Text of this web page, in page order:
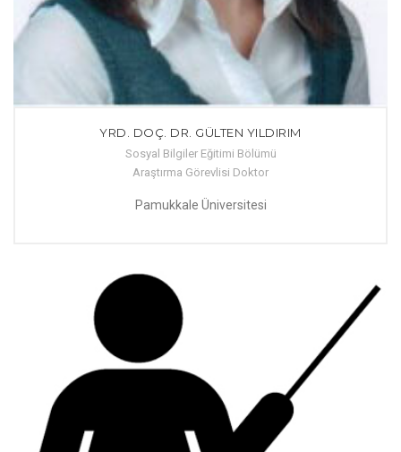
YRD. DOÇ. DR. GÜLTEN YILDIRIM
Sosyal Bilgiler Eğitimi Bölümü
Araştırma Görevlisi Doktor
Pamukkale Üniversitesi